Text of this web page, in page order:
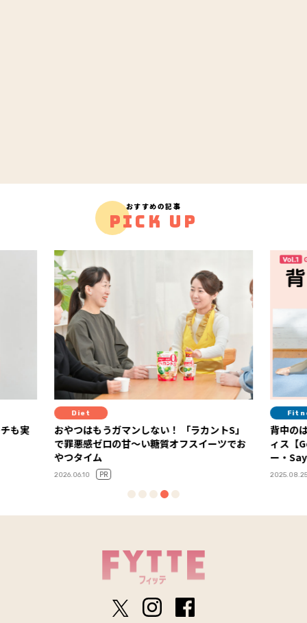
おすすめの記事
PICK UP
も実
Diet
おやつはもうガマンしない！ 「ラカントS」
で罪悪感ゼロの甘～い糖質オフスイーツでお
やつタイム
2026.06.10 PR
背中の
ィス【
ー・